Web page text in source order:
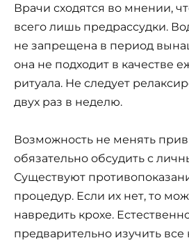
Врачи сходятся во мнении,
всего лишь предрассудки.
не запрещена в период
она не подходит в качестве
ритуала. Не следует
двух раз в неделю.
Возможность не менять
обязательно обсудить с
Существуют
процедур. Если их нет, то
навредить крохе.
предварительно изучить